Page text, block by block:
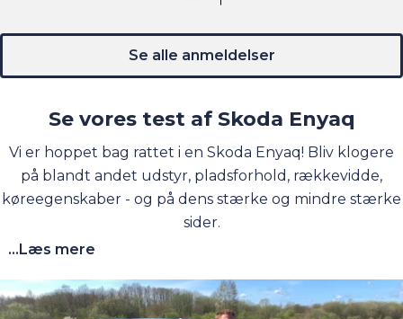
Se alle anmeldelser
Se vores test af Skoda Enyaq
Vi er hoppet bag rattet i en Skoda Enyaq! Bliv klogere
på blandt andet udstyr, pladsforhold, rækkevidde,
køreegenskaber - og på dens stærke og mindre stærke
sider.
...Læs mere